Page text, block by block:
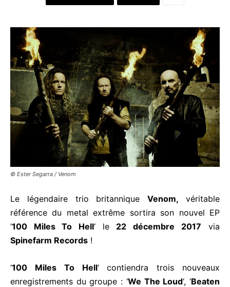
© Ester Segarra / Venom
Le légendaire trio britanniqueVenom,véritable
référence du metal extrême sortira son nouvel EP
‘100 Miles To Hell‘ le 22 décembre 2017 via
Spinefarm Records !
‘100 Miles To Hell‘ contiendra trois nouveaux
enregistrements du groupe : ‘We The Loud‘, ‘Beaten